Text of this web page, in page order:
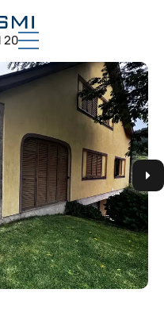
20